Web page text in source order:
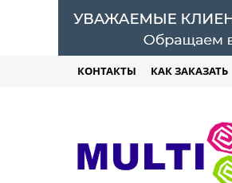
КОНТАКТЫ КАК ЗАКАЗАТЬ